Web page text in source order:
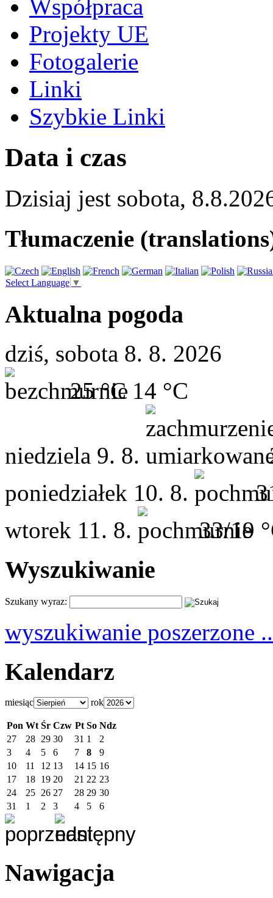
Współpraca
Projekty UE
Fotogalerie
Linki
Szybkie Linki
Data i czas
Dzisiaj jest sobota,
Tłumaczenie
Select Language ▼
Aktualna pogoda
dziś, sobota 8. 8. 2026
25 °C 14 °C
niedziela 9. 8.
poniedziałek 10. 8.
wtorek 11. 8. 33/19
Wyszukiwanie
Szukany wyraz:
wyszukiwanie poszerzone
Kalendarz
miesiąc rok
Pon Wt Śr Czw Pt So Ndz
27
28 29 30 31 1
2
3
4 5 6 7 8
9
10
11 12 13 14 15 16
17
18 19 20 21 22 23
24
25 26 27 28 29 30
31
1 2 3 4 5 6
Nawigacja